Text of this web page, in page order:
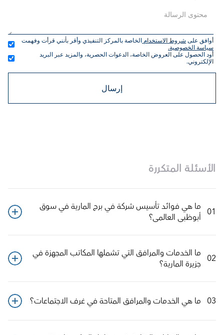
أوافق على شروط الاستخدام الخاصة بالمركز التنفيذي وأقر بأنني قرأت وفهمت
سياسة الخصوصية.
الإلكتروني.
إرسال
الأسئلة المتكررة
01 أبوظبي العالمي؟
02 جزيرة المارية؟
03 ما هي الخدمات والمرافق المتاحة في غرف الاجتماعات؟